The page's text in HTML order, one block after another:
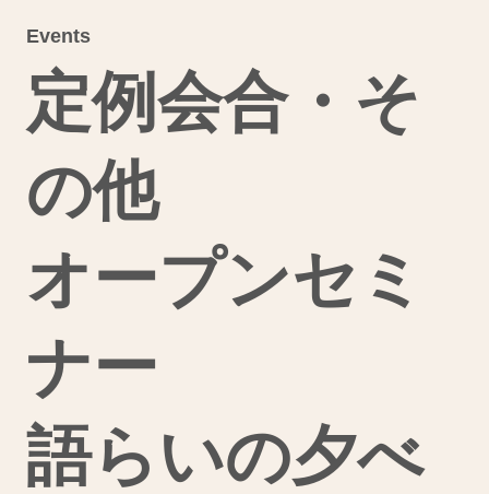
Events
定例会合・そ
の他
オープンセミ
ナー
語らいの夕べ